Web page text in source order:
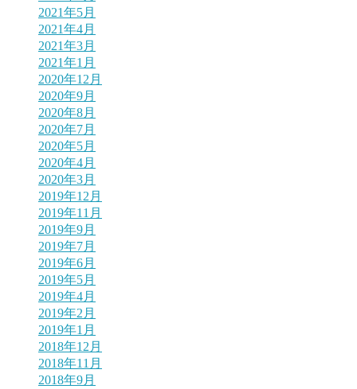
2021年5月
2021年4月
2021年3月
2021年1月
2020年12月
2020年9月
2020年8月
2020年7月
2020年5月
2020年4月
2020年3月
2019年12月
2019年11月
2019年9月
2019年7月
2019年6月
2019年5月
2019年4月
2019年2月
2019年1月
2018年12月
2018年11月
2018年9月